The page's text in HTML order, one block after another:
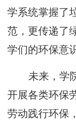
学系统掌握了
范，更传递了
学们的环保意
未来，学
开展各类环保
劳动践行环保